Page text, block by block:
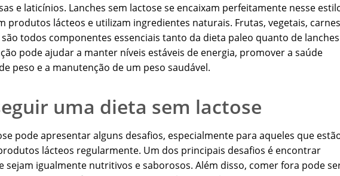
e laticínios. Lanches sem lactose se encaixam perfeitamente nesse
produtos lácteos e utilizam ingredientes naturais. Frutas, vegetais, carnes
todos componentes essenciais tanto da dieta paleo quanto de lanches
pode ajudar a manter níveis estáveis de energia, promover a saúde
peso e a manutenção de um peso saudável.
uma dieta sem lactose
pode apresentar alguns desafios, especialmente para aqueles que
lácteos regularmente. Um dos principais desafios é encontrar
sejam igualmente nutritivos e saborosos. Além disso, comer fora pode